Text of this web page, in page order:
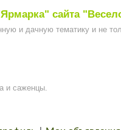
сайта
и дачную тематику и не
и саженцы.